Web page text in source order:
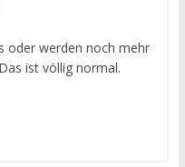
oder werden noch mehr
ist völlig normal.